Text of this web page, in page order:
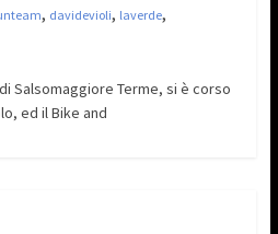
, davidevioli, laverde,
Salsomaggiore Terme, si è corso
ed il Bike and